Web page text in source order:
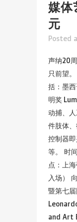
媒体
元
Posted
声纳20
只前望
括：墨
明奖
动捕、
件肢体
控制器
等。 时
点：上
入场）
暨第七
and Art